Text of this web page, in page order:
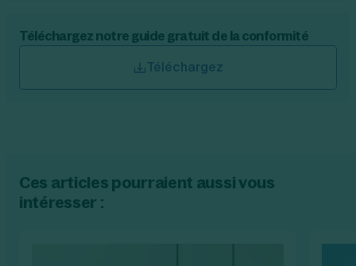
Téléchargez notre guide gratuit de la conformité
Téléchargez
Ces articles pourraient aussi vous
intéresser :